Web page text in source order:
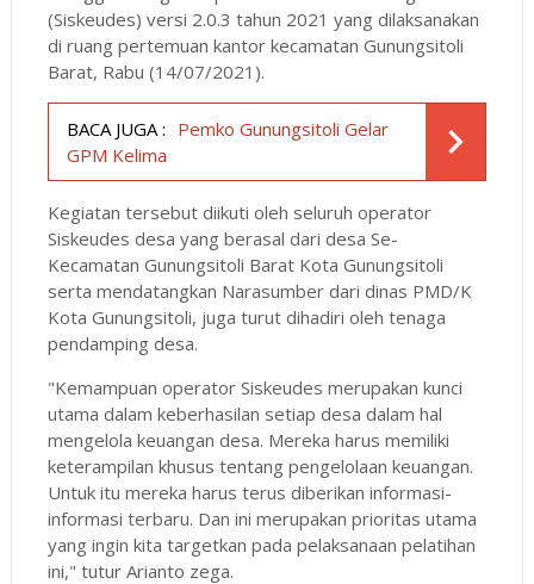
(Siskeudes) versi 2.0.3 tahun 2021 yang dilaksanakan
di ruang pertemuan kantor kecamatan Gunungsitoli
Barat, Rabu (14/07/2021).
BACA JUGA : Pemko Gunungsitoli Gelar
GPM Kelima
Kegiatan tersebut diikuti oleh seluruh operator
Siskeudes desa yang berasal dari desa Se-
Kecamatan Gunungsitoli Barat Kota Gunungsitoli
serta mendatangkan Narasumber dari dinas PMD/K
Kota Gunungsitoli, juga turut dihadiri oleh tenaga
pendamping desa.
"Kemampuan operator Siskeudes merupakan kunci
utama dalam keberhasilan setiap desa dalam hal
mengelola keuangan desa. Mereka harus memiliki
keterampilan khusus tentang pengelolaan keuangan.
Untuk itu mereka harus terus diberikan informasi-
informasi terbaru. Dan ini merupakan prioritas utama
yang ingin kita targetkan pada pelaksanaan pelatihan
ini," tutur Arianto zega.